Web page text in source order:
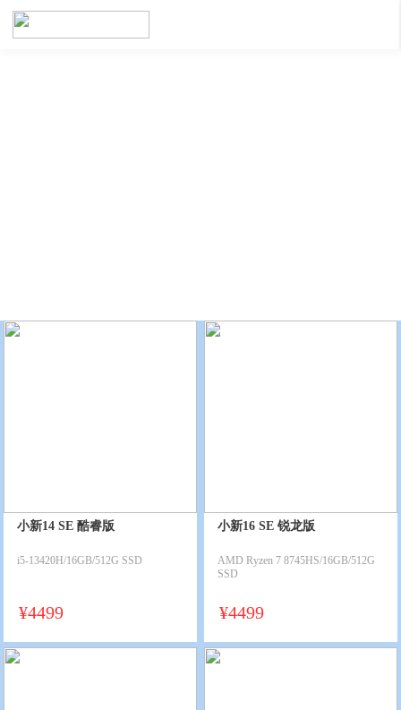
小新14 SE 酷睿版
i5-13420H/16GB/512G SSD
¥4499
小新16 SE 锐龙版
AMD Ryzen 7 8745HS/16GB/512G
SSD
¥4499